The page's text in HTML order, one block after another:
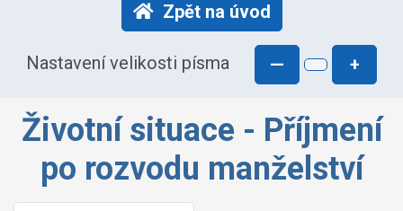
Zpět na úvod
Nastavení velikosti písma — +
Životní situace - Příjmení
po rozvodu manželství